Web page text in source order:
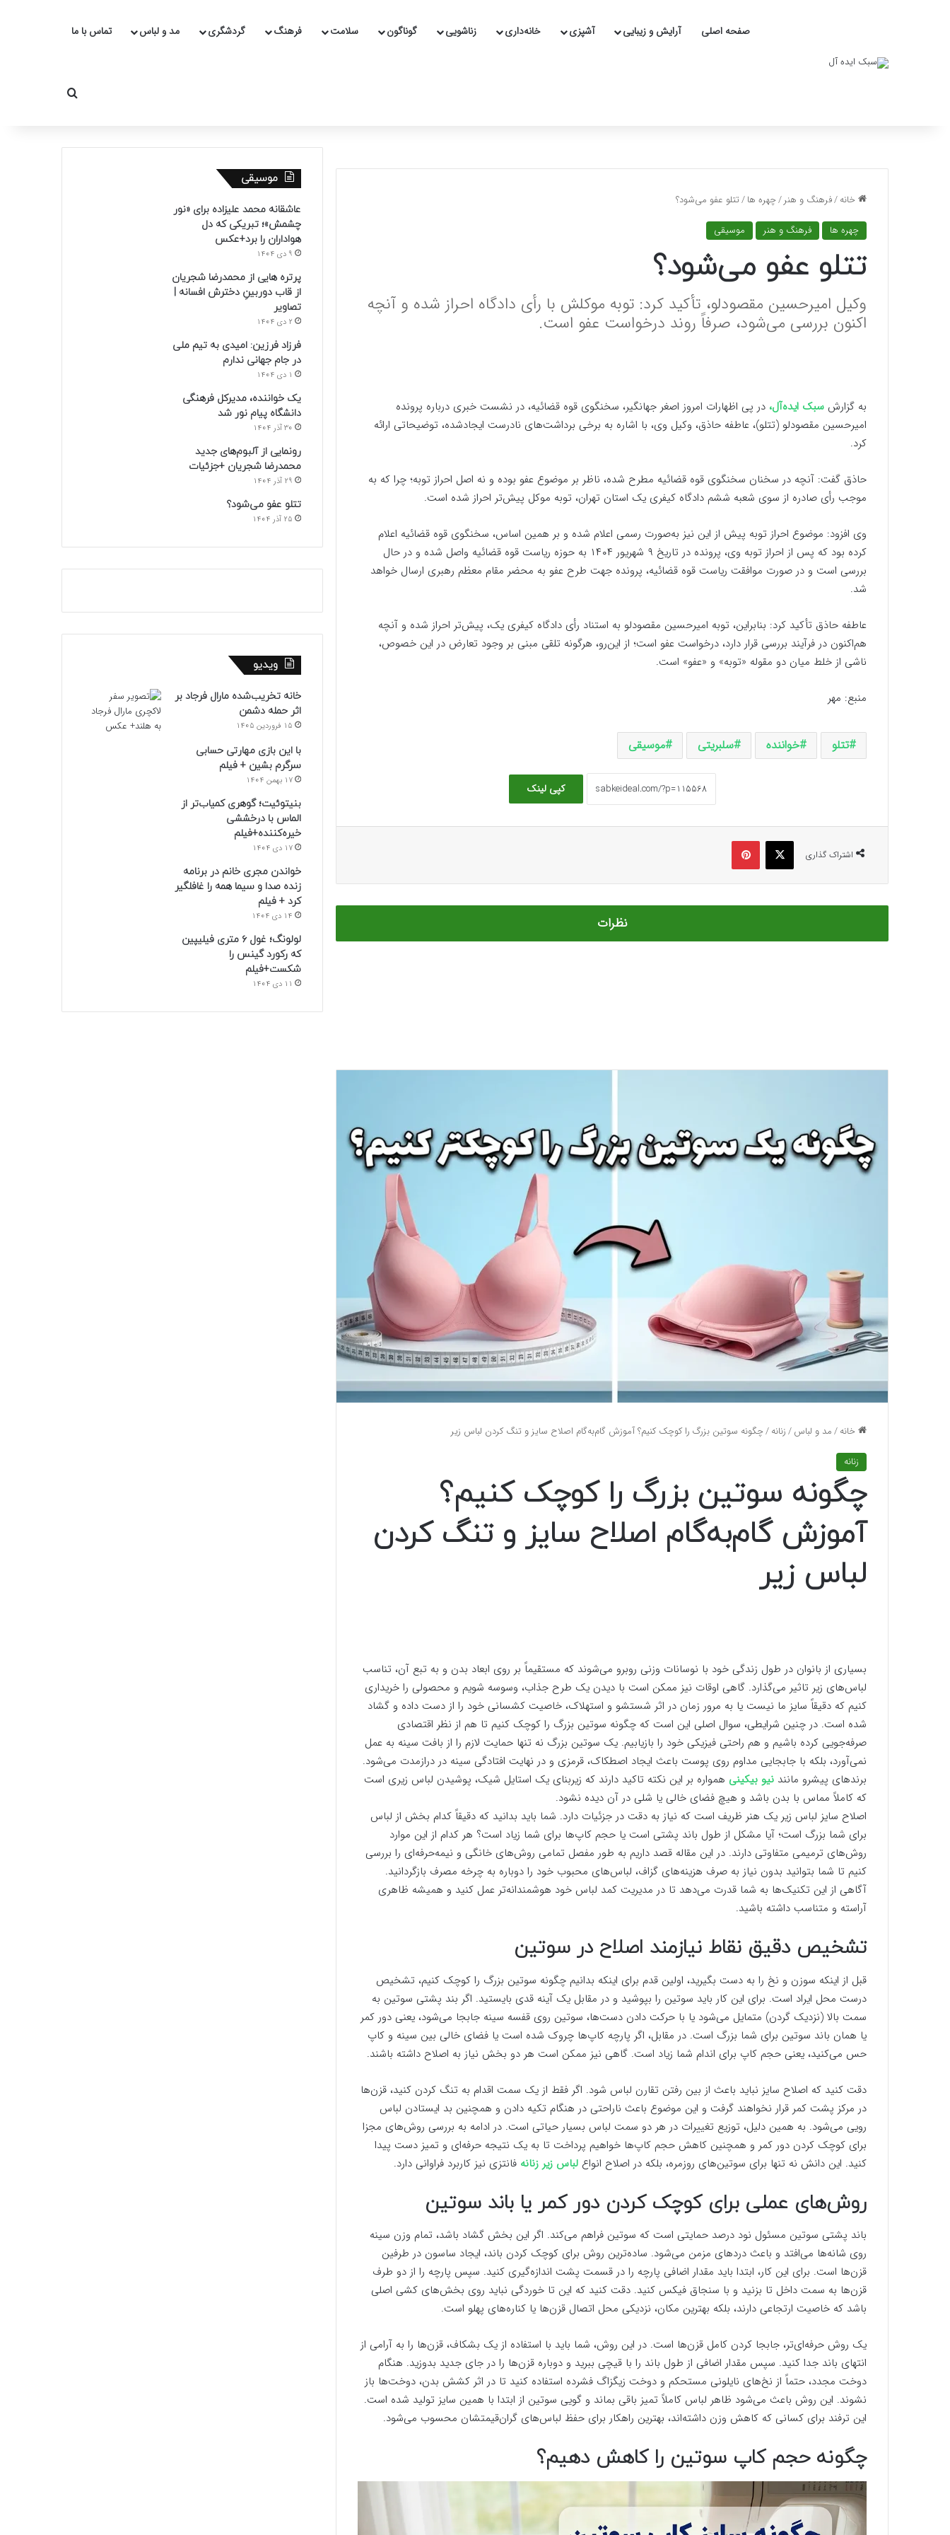
صفحه اصلی آرایش و زیبایی آشپزی خانه‌داری زناشویی گوناگون سلامت فرهنگ گردشگری مد و لباس تماس با ما
جستجو برای
خانه/فرهنگ و هنر/چهره ها/تتلو عفو می‌شود؟
چهره ها فرهنگ و هنر موسیقی
تتلو عفو می‌شود؟
وکیل امیرحسین مقصودلو، تأکید کرد: توبه موکلش با رأی دادگاه احراز شده و آنچه
اکنون بررسی می‌شود، صرفاً روند درخواست عفو است.
به گزارش سبک ایده‌آل، در پی اظهارات امروز اصغر جهانگیر، سخنگوی قوه قضائیه، در نشست خبری درباره پرونده
امیرحسین مقصودلو (تتلو)، عاطفه حاذق، وکیل وی، با اشاره به برخی برداشت‌های نادرست ایجادشده، توضیحاتی ارائه
کرد.
حاذق گفت: آنچه در سخنان سخنگوی قوه قضائیه مطرح شده، ناظر بر موضوع عفو بوده و نه اصل احراز توبه؛ چرا که به
موجب رأی صادره از سوی شعبه ششم دادگاه کیفری یک استان تهران، توبه موکل پیش‌تر احراز شده است.
وی افزود: موضوع احراز توبه پیش از این نیز به‌صورت رسمی اعلام شده و بر همین اساس، سخنگوی قوه قضائیه اعلام
کرده بود که پس از احراز توبه وی، پرونده در تاریخ ۹ شهریور ۱۴۰۴ به حوزه ریاست قوه قضائیه واصل شده و در حال
بررسی است و در صورت موافقت ریاست قوه قضائیه، پرونده جهت طرح عفو به محضر مقام معظم رهبری ارسال خواهد
شد.
عاطفه حاذق تأکید کرد: بنابراین، توبه امیرحسین مقصودلو به استناد رأی دادگاه کیفری یک، پیش‌تر احراز شده و آنچه
هم‌اکنون در فرآیند بررسی قرار دارد، درخواست عفو است؛ از این‌رو، هرگونه تلقی مبنی بر وجود تعارض در این خصوص،
ناشی از خلط میان دو مقوله «توبه» و «عفو» است.
منبع: مهر
تتلو خواننده سلبریتی موسیقی
کپی لینک
اشتراک گذاری
ایکس پینتریست
نظرات
موسیقی
عاشقانه محمد علیزاده برای «نور
چشمش»؛ تبریکی که دل
هواداران را برد+عکس
9 دی 1404
پرتره هایی از محمدرضا شجریان
از قاب دوربینِ دخترش افسانه |
تصاویر
2 دی 1404
فرزاد فرزین: امیدی به تیم ملی
در جام جهانی ندارم
1 دی 1404
یک خواننده، مدیرکل فرهنگی
دانشگاه پیام نور شد
30 آذر 1404
رونمایی از آلبوم‌های جدید
محمدرضا شجریان +جزئیات
29 آذر 1404
تتلو عفو می‌شود؟
25 آذر 1404
ویدیو
خانه تخریب‌شده مارال فرجاد بر
اثر حمله دشمن
15 فروردین 1405
با این بازی مهارتی حسابی
سرگرم بشین + فیلم
17 بهمن 1404
بنیتوئیت؛ گوهری کمیاب‌تر از
الماس با درخششی
خیره‌کننده+فیلم
17 دی 1404
خواندن مجری خانم در برنامه
زنده صدا و سیما همه را غافلگیر
کرد + فیلم
14 دی 1404
لولونگ؛ غول ۶ متری فیلیپین
که رکورد گینس را
شکست+فیلم
11 دی 1404